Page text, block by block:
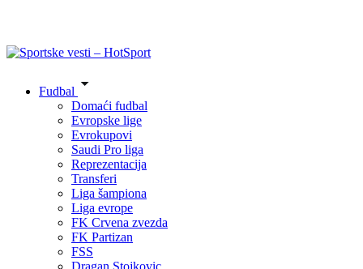
Fudbal
Domaći fudbal
Evropske lige
Evrokupovi
Saudi Pro liga
Reprezentacija
Transferi
Liga šampiona
Liga evrope
FK Crvena zvezda
FK Partizan
FSS
Dragan Stojkovic